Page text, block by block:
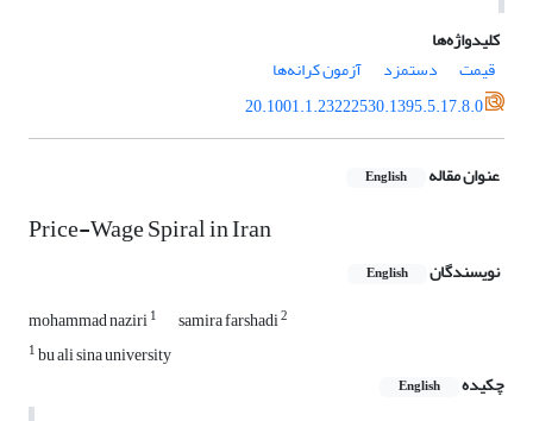
کلیدواژه‌ها
قیمت
دستمزد
آزمون کرانه‌ها
20.1001.1.23222530.1395.5.17.8.0
عنوان مقاله English
Price-Wage Spiral in Iran
نویسندگان English
mohammad naziri1 samira farshadi2
1bu ali sina university
چکیده
English